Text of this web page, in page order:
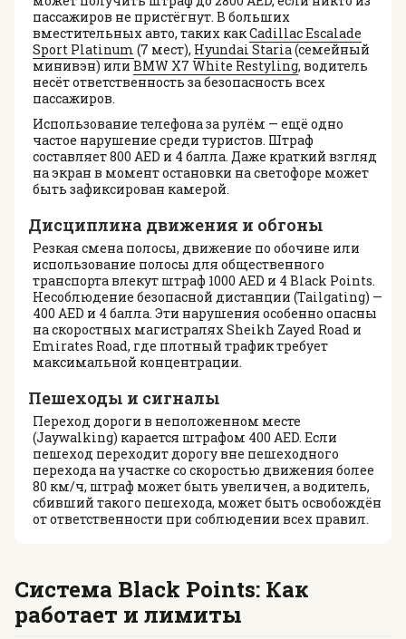
пассажиров не пристёгнут. В больших
вместительных авто, таких какCadillac Escalade
Sport Platinum (7 мест), Hyundai Staria(семейный
минивэн) или BMW X7 White Restyling, водитель
несёт ответственность за безопасность всех
пассажиров.
Использование телефона за рулём — ещё одно
частое нарушение среди туристов. Штраф
составляет 800 AED и 4 балла. Даже краткий взгляд
на экран в момент остановки на светофоре может
быть зафиксирован камерой.
Дисциплина движения и обгоны
Резкая смена полосы, движение по обочине или
использование полосы для общественного
транспорта влекут штраф 1000 AED и 4 Black Points.
Несоблюдение безопасной дистанции (Tailgating) —
400 AED и 4 балла. Эти нарушения особенно опасны
на скоростных магистралях Sheikh Zayed Road и
Emirates Road, где плотный трафик требует
максимальной концентрации.
Пешеходы и сигналы
Переход дороги в неположенном месте
(Jaywalking) карается штрафом 400 AED. Если
пешеход переходит дорогу вне пешеходного
перехода на участке со скоростью движения более
80 км/ч, штраф может быть увеличен, а водитель,
сбивший такого пешехода, может быть освобождён
от ответственности при соблюдении всех правил.
Система Black Points: Как
работает и лимиты